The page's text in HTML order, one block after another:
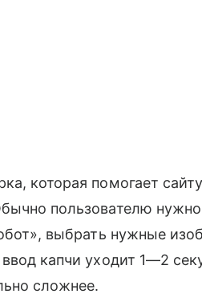
которая помогает
пользователю
выбрать нужные
капчи уходит 1—2
сложнее.